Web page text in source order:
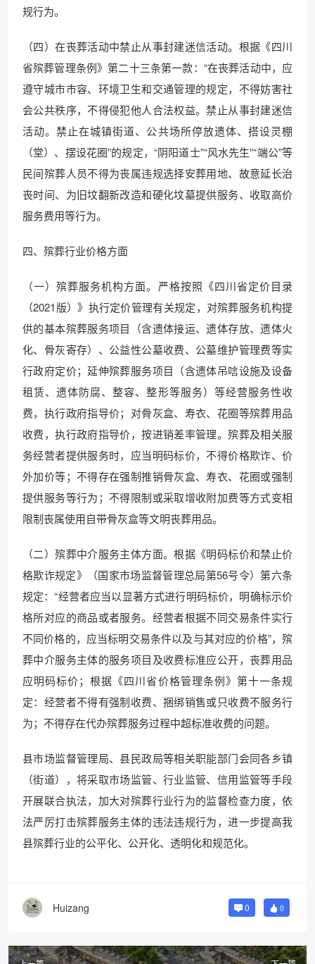
规行为。
（四）在丧葬活动中禁止从事封建迷信活动。根据《四川
省殡葬管理条例》第二十三条第一款：“在丧葬活动中，应
遵守城市市容、环境卫生和交通管理的规定，不得妨害社
会公共秩序，不得侵犯他人合法权益。禁止从事封建迷信
活动。禁止在城镇街道、公共场所停放遗体、搭设灵棚
（堂）、摆设花圈”的规定，“阴阳道士”“风水先生”“端公”等
民间殡葬人员不得为丧属违规选择安葬用地、故意延长治
丧时间、为旧坟翻新改造和硬化坟墓提供服务、收取高价
服务费用等行为。
四、殡葬行业价格方面
（一）殡葬服务机构方面。严格按照《四川省定价目录
（2021版）》执行定价管理有关规定，对殡葬服务机构提
供的基本殡葬服务项目（含遗体接运、遗体存放、遗体火
化、骨灰寄存）、公益性公墓收费、公墓维护管理费等实
行政府定价；延伸殡葬服务项目（含遗体吊唁设施及设备
租赁、遗体防腐、整容、整形等服务）等经营服务性收
费，执行政府指导价；对骨灰盒、寿衣、花圈等殡葬用品
收费，执行政府指导价，按进销差率管理。殡葬及相关服
务经营者提供服务时，应当明码标价，不得价格欺诈、价
外加价等；不得存在强制推销骨灰盒、寿衣、花圈或强制
提供服务等行为；不得限制或采取增收附加费等方式变相
限制丧属使用自带骨灰盒等文明丧葬用品。
（二）殡葬中介服务主体方面。根据《明码标价和禁止价
格欺诈规定》（国家市场监督管理总局第56号令）第六条
规定：“经营者应当以显著方式进行明码标价，明确标示价
格所对应的商品或者服务。经营者根据不同交易条件实行
不同价格的，应当标明交易条件以及与其对应的价格”，殡
葬中介服务主体的服务项目及收费标准应公开，丧葬用品
应明码标价；根据《四川省价格管理条例》第十一条规
定：经营者不得有强制收费、捆绑销售或只收费不服务行
为；不得存在代办殡葬服务过程中超标准收费的问题。
县市场监督管理局、县民政局等相关职能部门会同各乡镇
（街道），将采取市场监管、行业监管、信用监管等手段
开展联合执法，加大对殡葬行业行为的监督检查力度，依
法严厉打击殡葬服务主体的违法违规行为，进一步提高我
县殡葬行业的公平化、公开化、透明化和规范化。
Huizang 0 0